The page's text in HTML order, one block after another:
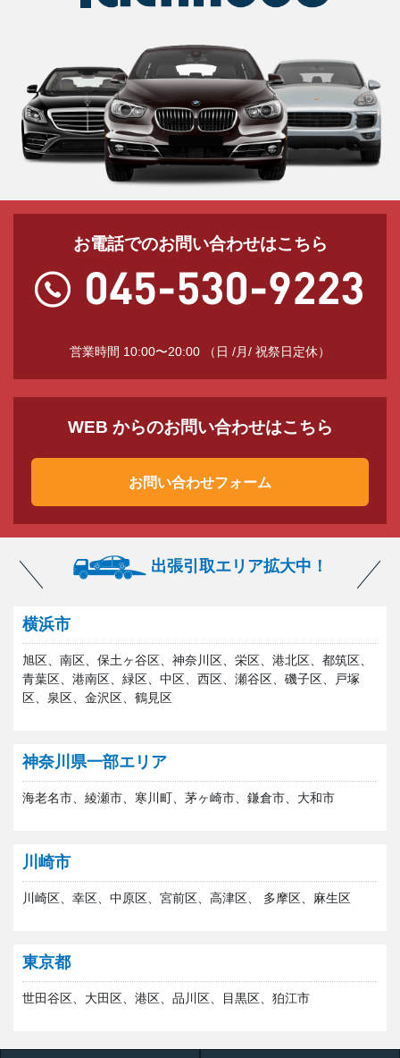
お電話でのお問い合わせはこちら
営業時間 10:00〜20:00 （日 /月/ 祝祭日定休）
WEB からのお問い合わせはこちら
お問い合わせフォーム
出張引取エリア拡大中！
横浜市
旭区、南区、保土ヶ谷区、神奈川区、栄区、港北区、都筑区、
青葉区、港南区、緑区、中区、西区、瀬谷区、磯子区、戸塚
区、泉区、金沢区、鶴見区
神奈川県一部エリア
海老名市、綾瀬市、寒川町、茅ヶ崎市、鎌倉市、大和市
川崎市
川崎区、幸区、中原区、宮前区、高津区、 多摩区、麻生区
東京都
世田谷区、大田区、港区、品川区、目黒区、狛江市